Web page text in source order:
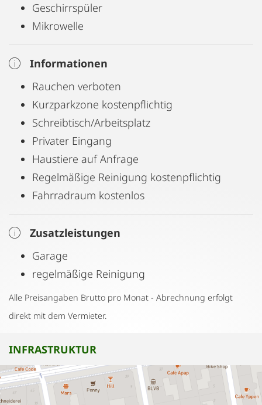
Geschirrspüler
Mikrowelle
Informationen
Rauchen verboten
Kurzparkzone kostenpflichtig
Schreibtisch/Arbeitsplatz
Privater Eingang
Haustiere auf Anfrage
Regelmäßige Reinigung kostenpflichtig
Fahrradraum kostenlos
Zusatzleistungen
Garage
regelmäßige Reinigung
Alle Preisangaben Brutto pro Monat - Abrechnung erfolgt
direkt mit dem Vermieter.
INFRASTRUKTUR